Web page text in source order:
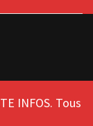
INFOS. Tous